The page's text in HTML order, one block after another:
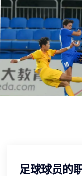
足球球员的